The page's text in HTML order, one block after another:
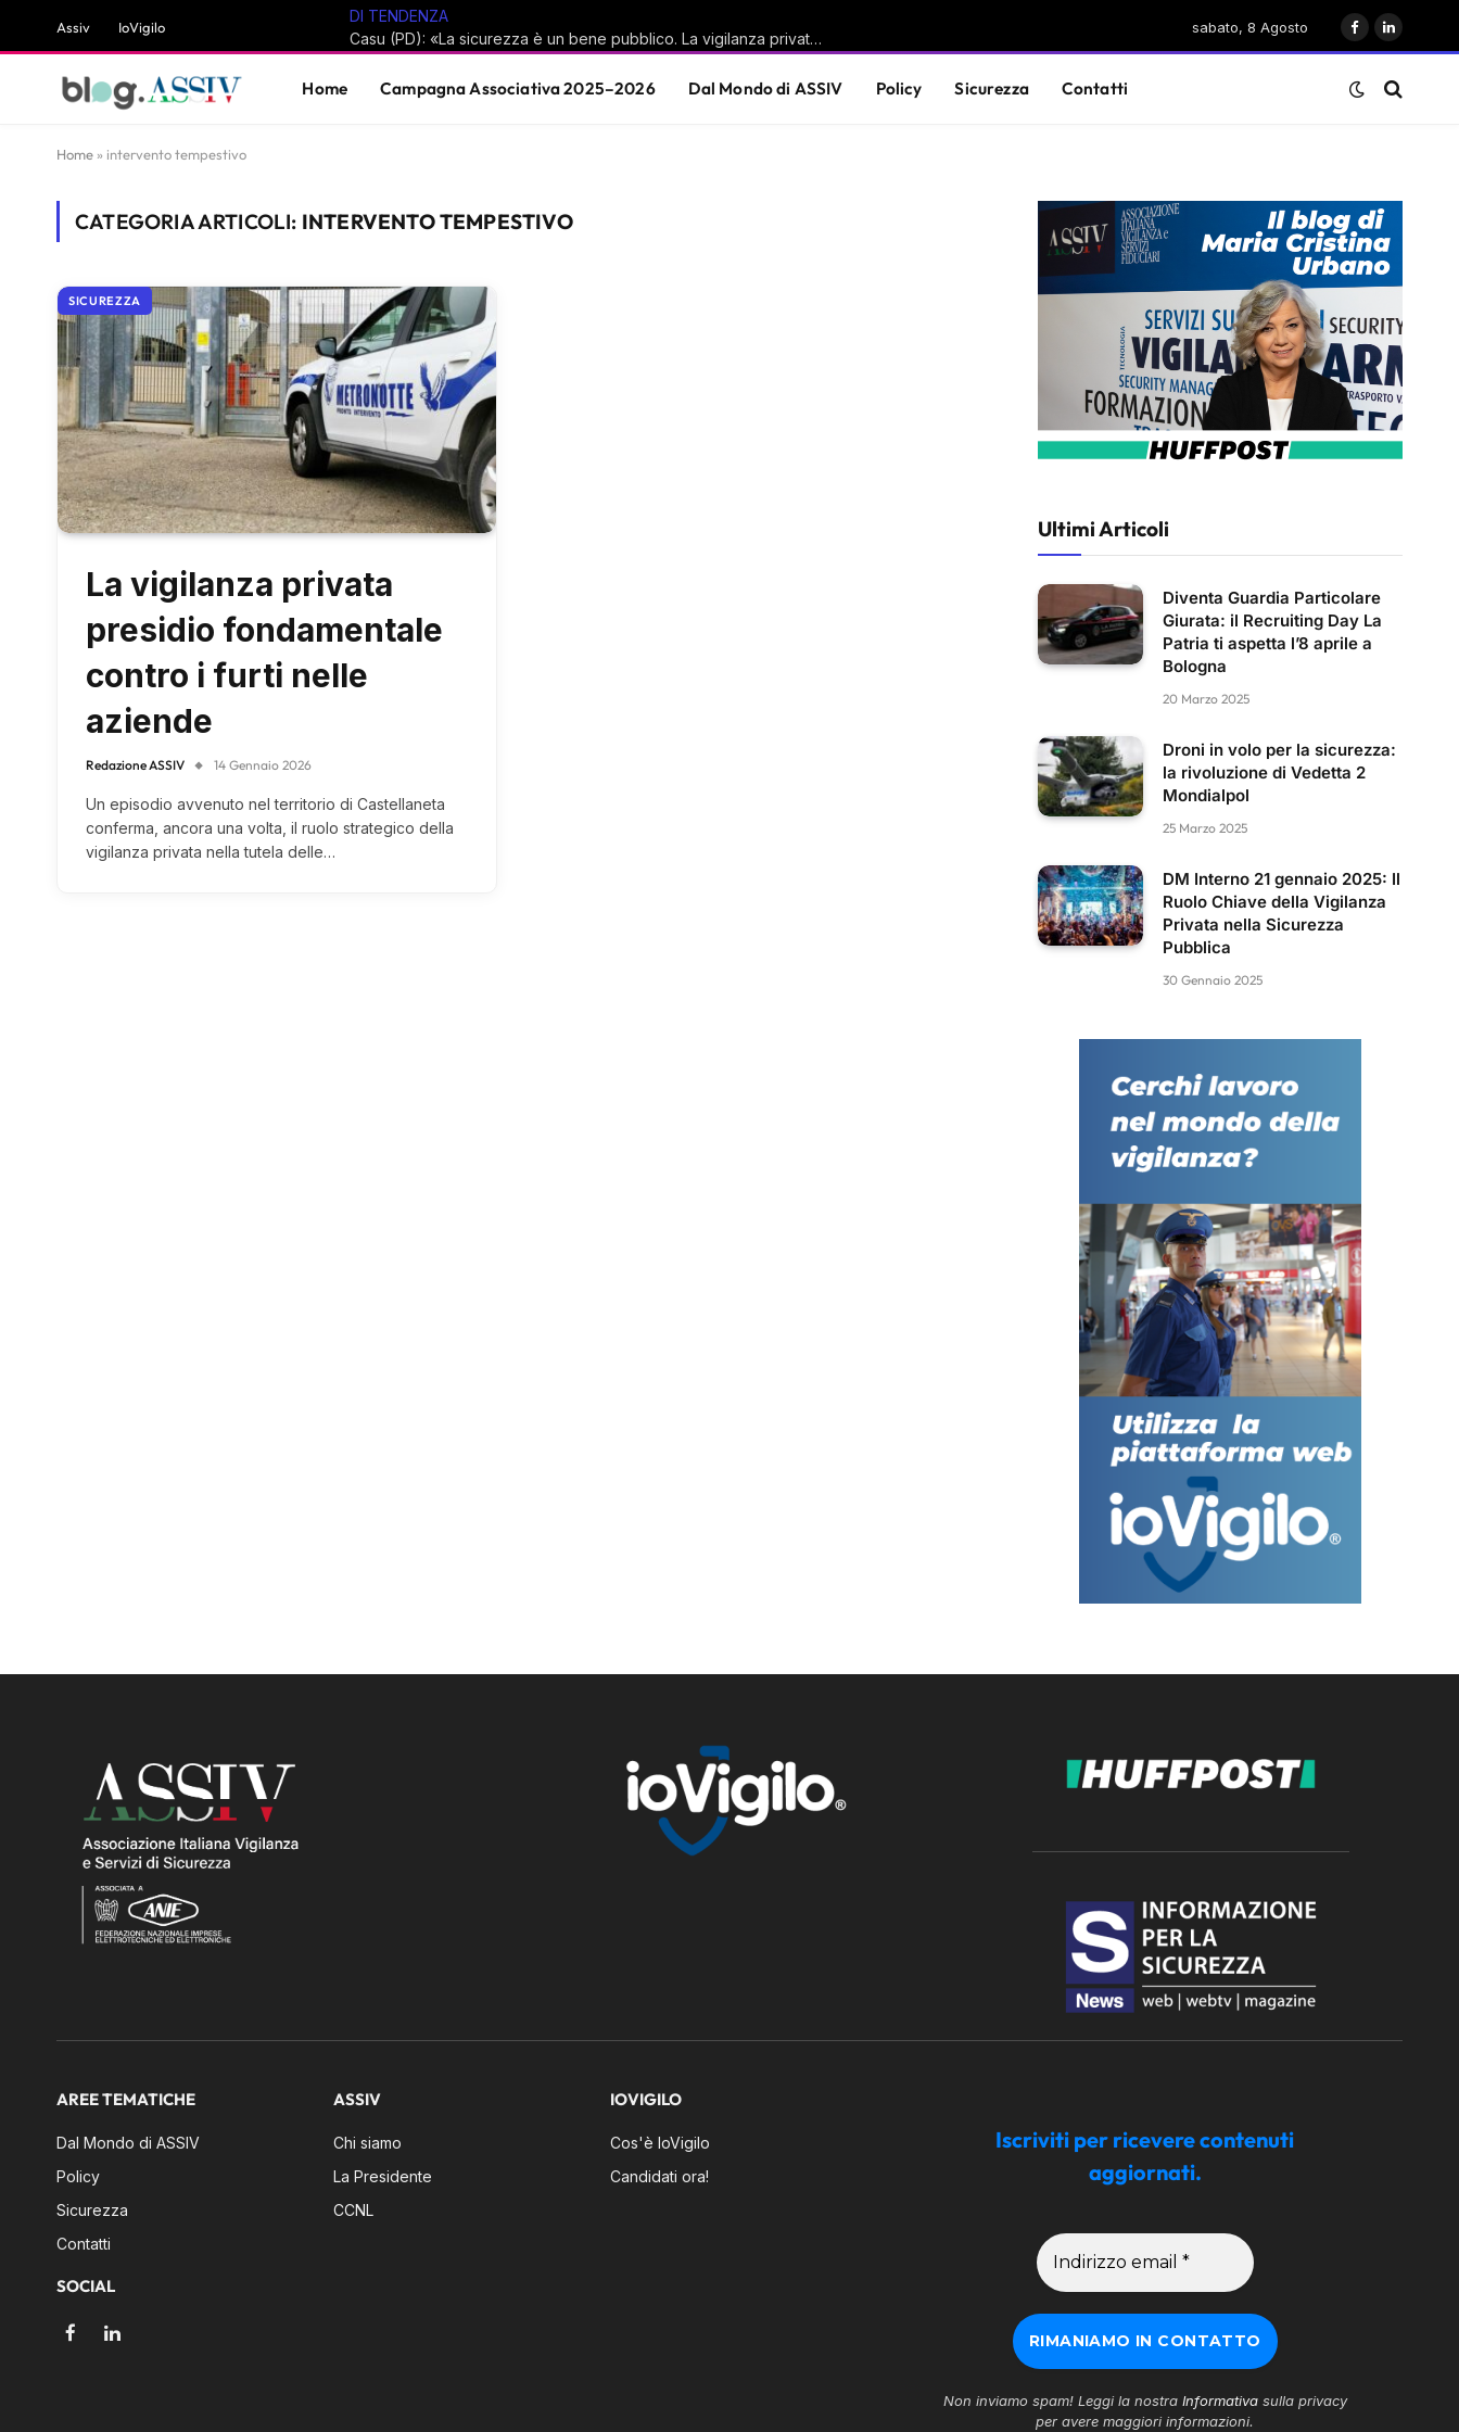
Assiv IoVigilo
DI TENDENZA
Casu (PD): «La sicurezza è un bene pubblico. La vigilanza privata è parte di questa responsabilità condivisa»
sabato, 8 Agosto
Facebook
LinkedIn
Home Campagna Associativa 2025–2026 Dal Mondo di ASSIV Policy Sicurezza Contatti
Home » intervento tempestivo
CATEGORIA ARTICOLI: INTERVENTO TEMPESTIVO
SICUREZZA
La vigilanza privata
presidio fondamentale
contro i furti nelle
aziende
Redazione ASSIV 14 Gennaio 2026
Un episodio avvenuto nel territorio di Castellaneta
conferma, ancora una volta, il ruolo strategico della
vigilanza privata nella tutela delle…
Ultimi Articoli
Diventa Guardia Particolare
Giurata: il Recruiting Day La
Patria ti aspetta l’8 aprile a
Bologna
20 Marzo 2025
Droni in volo per la sicurezza:
la rivoluzione di Vedetta 2
Mondialpol
25 Marzo 2025
DM Interno 21 gennaio 2025: Il
Ruolo Chiave della Vigilanza
Privata nella Sicurezza
Pubblica
30 Gennaio 2025
AREE TEMATICHE
Dal Mondo di ASSIV
Policy
Sicurezza
Contatti
SOCIAL
FacebookLinkedIn
ASSIV
Chi siamo
La Presidente
CCNL
IOVIGILO
Cos'è IoVigilo
Candidati ora!
Iscriviti per ricevere contenuti
aggiornati.
Non inviamo spam! Leggi la nostra Informativasulla privacy
per avere maggiori informazioni.